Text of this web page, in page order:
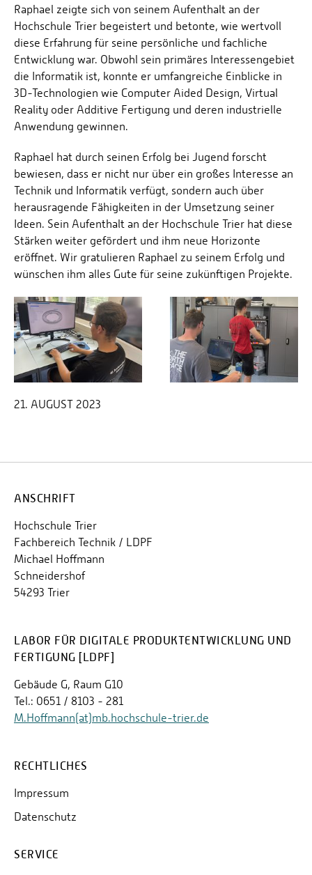
Raphael zeigte sich von seinem Aufenthalt an der
Hochschule Trier begeistert und betonte, wie wertvoll
diese Erfahrung für seine persönliche und fachliche
Entwicklung war. Obwohl sein primäres Interessengebiet
die Informatik ist, konnte er umfangreiche Einblicke in
3D-Technologien wie Computer Aided Design, Virtual
Reality oder Additive Fertigung und deren industrielle
Anwendung gewinnen.
Raphael hat durch seinen Erfolg bei Jugend forscht
bewiesen, dass er nicht nur über ein großes Interesse an
Technik und Informatik verfügt, sondern auch über
herausragende Fähigkeiten in der Umsetzung seiner
Ideen. Sein Aufenthalt an der Hochschule Trier hat diese
Stärken weiter gefördert und ihm neue Horizonte
eröffnet. Wir gratulieren Raphael zu seinem Erfolg und
wünschen ihm alles Gute für seine zukünftigen Projekte.
21. AUGUST 2023
ANSCHRIFT
Hochschule Trier
Fachbereich Technik / LDPF
Michael Hoffmann
Schneidershof
54293 Trier
LABOR FÜR DIGITALE PRODUKTENTWICKLUNG UND
FERTIGUNG [LDPF]
Gebäude G, Raum G10
Tel.: 0651 / 8103 - 281
M.Hoffmann(at)mb.hochschule-trier.de
RECHTLICHES
Impressum
Datenschutz
SERVICE